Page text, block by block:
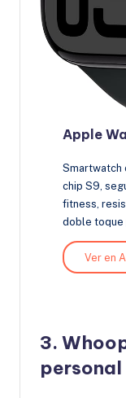
Apple
Smartwatch
chip S9,
fitness,
doble toque
Ver en
3.
personal